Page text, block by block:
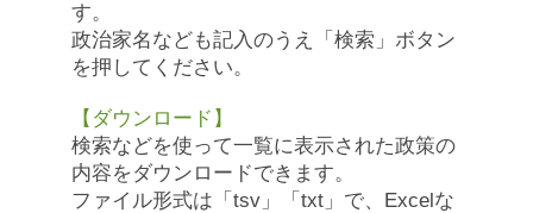
す。
政治家名なども記入のうえ「検索」ボタン
を押してください。
【ダウンロード】
検索などを使って一覧に表示された政策の
内容をダウンロードできます。
ファイル形式は「tsv」「txt」で、Excelな